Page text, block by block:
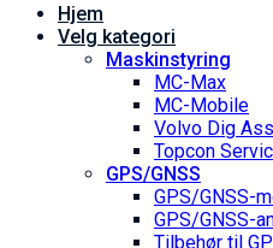
Hjem
Velg kategori
Maskinstyring
MC-Max
MC-Mobile
Volvo Dig
Topcon
GPS/GNSS
GPS/GNSS-
GPS/GNSS-
Tilbehør til